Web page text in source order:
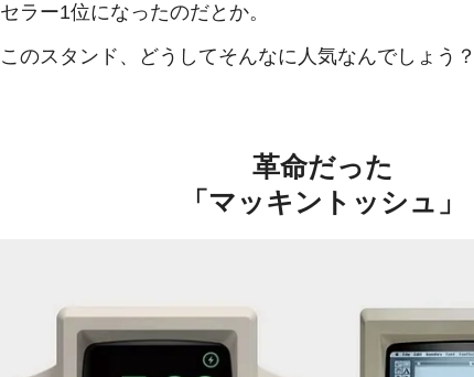
セラー1位になったのだとか。
このスタンド、どうしてそんなに人気なんでしょう？
革命だった
「マッキントッシュ」